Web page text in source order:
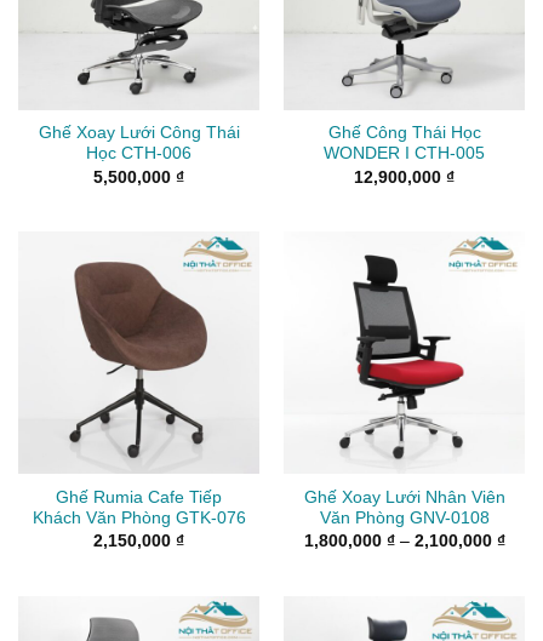
Ghế Xoay Lưới Công Thái
Học CTH-006
5,500,000 ₫
Ghế Công Thái Học
WONDER I CTH-005
12,900,000 ₫
Ghế Rumia Cafe Tiếp
Khách Văn Phòng GTK-076
2,150,000 ₫
Ghế Xoay Lưới Nhân Viên
Văn Phòng GNV-0108
1,800,000 ₫ – 2,100,000 ₫